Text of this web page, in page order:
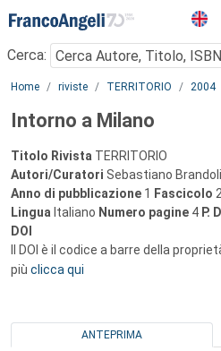
Menu
Cerca:
Main content
Home riviste TERRITORIO 2004
Intorno a Milano
Titolo Rivista TERRITORIO
Autori/Curatori Sebastiano
Anno di pubblicazione 1 Fascicolo
Lingua Italiano Numero pagine 4 P.
DOI
Il DOI è il codice a barre della
più clicca qui
ANTEPRIMA